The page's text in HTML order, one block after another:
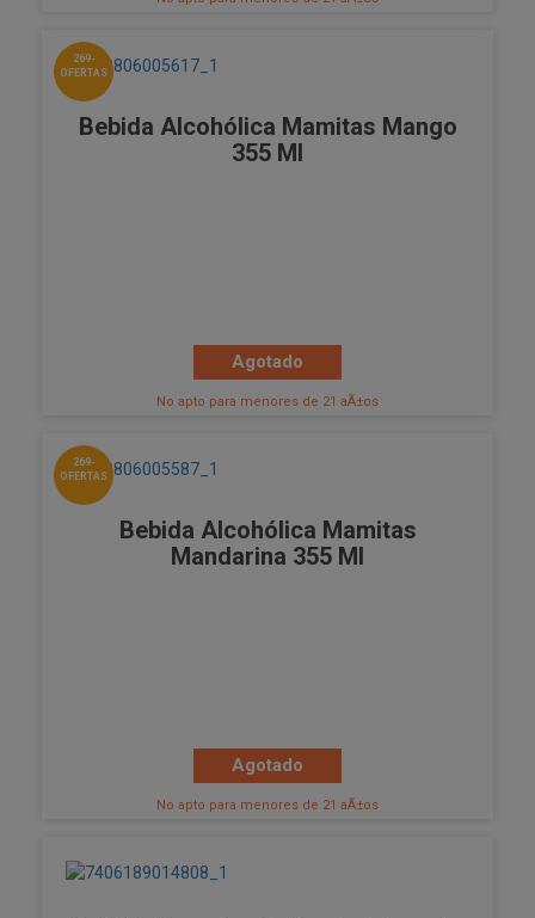
269-
OFERTAS
Bebida Alcohólica Mamitas Mango
355 Ml
Agotado
No apto para menores de 21 aÃ±os
269-
OFERTAS
Bebida Alcohólica Mamitas
Mandarina 355 Ml
Agotado
No apto para menores de 21 aÃ±os